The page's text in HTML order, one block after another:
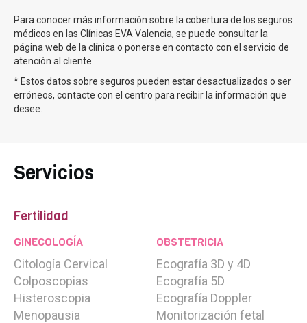
Fecundación in vitro - FIV
FIV con Semen de Donante
FIV con Óvulos de Donante - Ovodonación
FIV Método Ropa
Inseminación artificial
DGP
Preservación fertilidad
Vitrificación de Óvulos
Rejuvenecimiento ovarico
Unidad avanzada de
Rejuvenecimiento Ovárico
Para conocer más información sobre la cobertura de los seguros
médicos en las Clínicas EVA Valencia, se puede consultar la
página web de la clínica o ponerse en contacto con el servicio de
atención al cliente.
* Estos datos sobre seguros pueden estar desactualizados o ser
erróneos, contacte con el centro para recibir la información que
desee.
Servicios
Fertilidad
GINECOLOGÍA
Citología Cervical
Colposcopias
Histeroscopia
Menopausia
OBSTETRICIA
Ecografía 3D y 4D
Ecografía 5D
Ecografía Doppler
Monitorización fetal